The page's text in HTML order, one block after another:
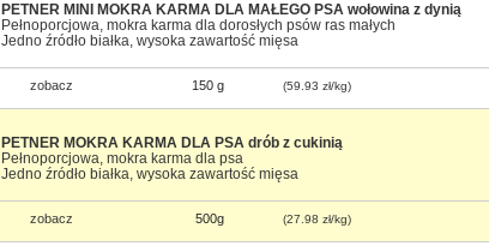
PETNER MINI MOKRA KARMA DLA MAŁEGO PSA wołowina z dynią
Pełnoporcjowa, mokra karma dla dorosłych psów ras małych
Jedno źródło białka, wysoka zawartość mięsa
zobacz 150 g (59.93 zł/kg)
PETNER MOKRA KARMA DLA PSA drób z cukinią
Pełnoporcjowa, mokra karma dla psa
Jedno źródło białka, wysoka zawartość mięsa
zobacz 500g (27.98 zł/kg)